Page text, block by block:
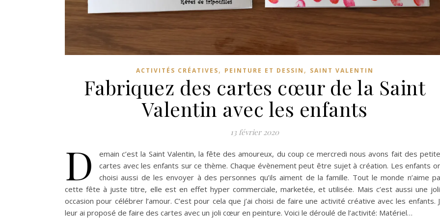
ACTIVITÉS CRÉATIVES, PEINTURE ET DESSIN , SAINT VALENTIN
Fabriquez des cartes cœur de la Saint
Valentin avec les enfants
13 février 2020
D
emain c’est la Saint Valentin, la fête des amoureux, du coup ce mercredi nous avons fait des
cartes avec les enfants sur ce thème. Chaque évènement peut être sujet à création. Les enfants
choisi aussi de les envoyer à des personnes qu’ils aiment de la famille. Tout le monde n’aime
cette fête à juste titre, elle est en effet hyper commerciale, marketée, et utilisée. Mais c’est aussi une
occasion pour célébrer l’amour. C’est pour cela que j’ai choisi de faire une activité créative avec les enfants.
leur ai proposé de faire des cartes avec un joli cœur en peinture. Voici le déroulé de l’activité: Matériel…